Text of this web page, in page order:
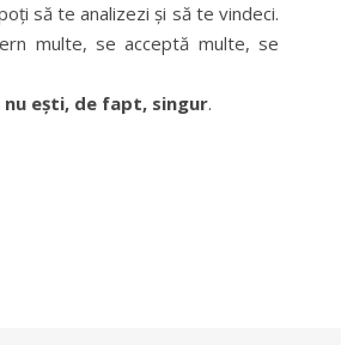
să te analizezi și să te vindeci.
multe, se acceptă multe, se
nu ești, de fapt, singur.